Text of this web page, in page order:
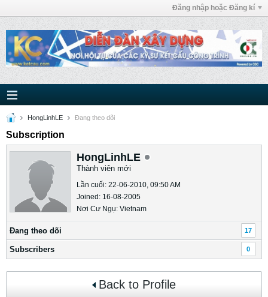
Đăng nhập hoặc Đăng kí
HongLinhLE Ðang theo dõi
Subscription
HongLinhLE
Thành viên mới
Lần cuối: 22-06-2010, 09:50 AM
Joined: 16-08-2005
Nơi Cư Ngụ: Vietnam
Ðang theo dõi 17
Subscribers 0
Back to Profile